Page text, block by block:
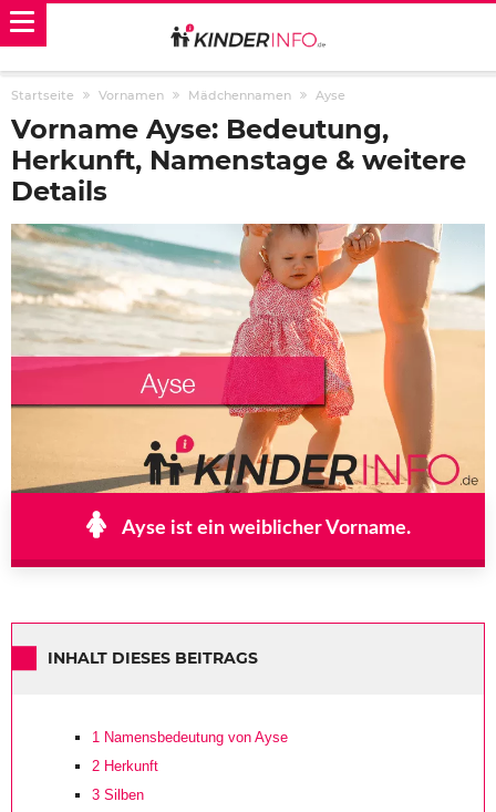
Startseite Vornamen Mädchennamen Ayse
Vorname Ayse: Bedeutung,
Herkunft, Namenstage & weitere
Details
Ayse ist ein weiblicher Vorname.
INHALT DIESES BEITRAGS
1 Namensbedeutung von Ayse
2 Herkunft
3 Silben